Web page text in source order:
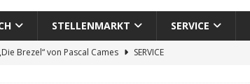
STELLENMARKT SERVICE
Brezel“ von Pascal Cames
SERVICE